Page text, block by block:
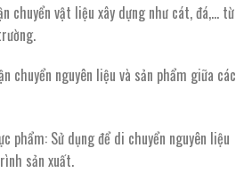
chuyển vật liệu xây dựng như cát, đá,… từ
chuyển nguyên liệu và sản phẩm giữa các
phẩm: Sử dụng để di chuyển nguyên liệu
sản xuất.